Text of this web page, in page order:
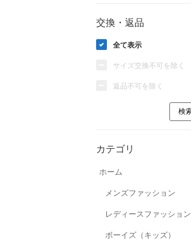
交換・返品
全て表示
サイズ交換不可を除く
返品不可を除く
カテゴリ
ホーム
メンズファッション
レディースファッション
ボーイズ（キッズ）